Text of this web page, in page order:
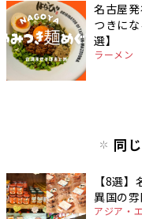
名古屋
つきに
選】
ラーメン
同
【8選
異国の
アジア・